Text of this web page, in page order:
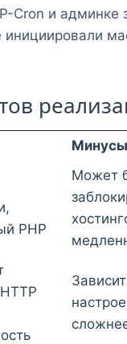
Cron и
Минусы
PHP
Может